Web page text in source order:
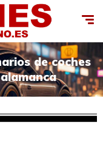
de coches